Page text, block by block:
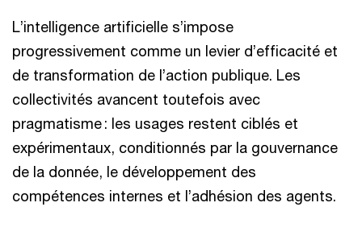
L’intelligence artificielle s’impose
progressivement comme un levier d’efficacité et
de transformation de l’action publique. Les
collectivités avancent toutefois avec
pragmatisme : les usages restent ciblés et
expérimentaux, conditionnés par la gouvernance
de la donnée, le développement des
compétences internes et l’adhésion des agents.